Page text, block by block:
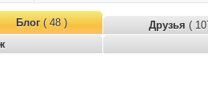
Блог( 48 ) Друзья (